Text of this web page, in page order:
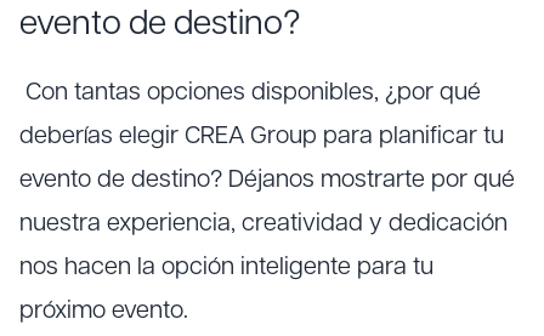
evento de destino?
Con tantas opciones disponibles, ¿por qué
deberías elegir CREA Group para planificar tu
evento de destino? Déjanos mostrarte por qué
nuestra experiencia, creatividad y dedicación
nos hacen la opción inteligente para tu
próximo evento.